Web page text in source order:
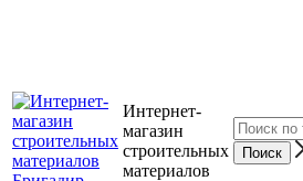
Интернет-
магазин
строительных
материалов